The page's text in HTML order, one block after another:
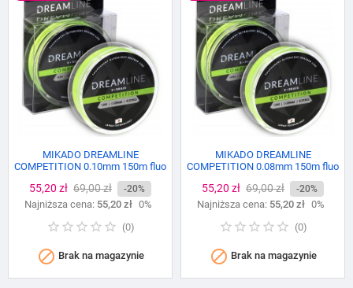
MIKADO DREAMLINE
COMPETITION 0.10mm 150m fluo
Cena
55,20 zł Cena
podstawowa
69,00 zł -20%
Najniższa cena: 55,20 zł 0%
(0)
 Brak na magazynie
MIKADO DREAMLINE
COMPETITION 0.08mm 150m fluo
Cena
55,20 zł Cena
podstawowa
69,00 zł -20%
Najniższa cena: 55,20 zł 0%
(0)
 Brak na magazynie